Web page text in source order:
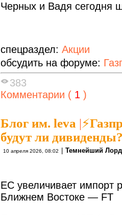
Черных и Вадя сегодня
спецраздел: Акции
обсудить на форуме:
383
Комментарии ( 1 )
Блог им. leva |
будут ли
10 апреля 2026, 08:02 | Темнейший Лорд
ЕС увеличивает импорт
Ближнем Востоке — FT